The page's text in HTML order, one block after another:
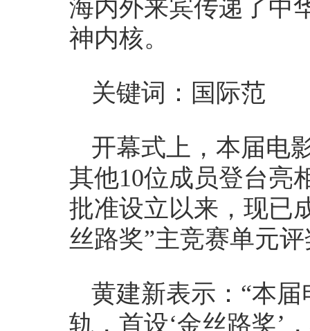
海内外来宾传递了中
神内核。
关键词：国际范
开幕式上，本届电
其他10位成员登台亮
批准设立以来，现已
丝路奖”主竞赛单元
黄建新表示：“本
轨，首设‘金丝路奖’